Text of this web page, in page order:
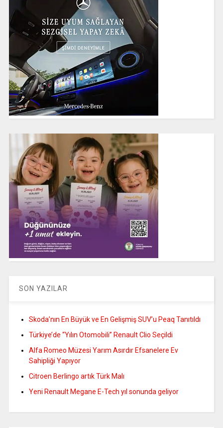
SON YAZILAR
Skoda’nın En Büyük ve En Gelişmiş SUV’u Peaq Tanıtıldı
Türkiye’de “Yılın Otomobili” Renault Clio Seçildi
Alfa Romeo Müzesi Yarım Asırdır Efsanelere Ev
Sahipliği Yapıyor
Citroen Berlingo artık Türk Malı
Yeni Renault Megane E-Tech yıl sonunda geliyor